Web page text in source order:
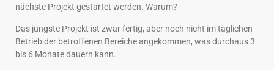
nächste Projekt gestartet werden. Warum?
Das jüngste Projekt ist zwar fertig, aber noch nicht im täglichen
Betrieb der betroffenen Bereiche angekommen, was durchaus 3
bis 6 Monate dauern kann.